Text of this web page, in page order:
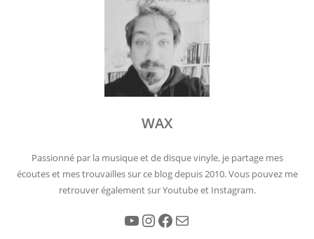
WAX
Passionné par la musique et de disque vinyle, je partage mes
écoutes et mes trouvailles sur ce blog depuis 2010. Vous pouvez me
retrouver également sur Youtube et Instagram.
YouTube Instagram Facebook